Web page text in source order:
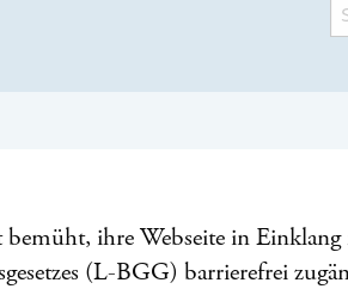
ihre Webseite in
(L-BGG) barrierefrei